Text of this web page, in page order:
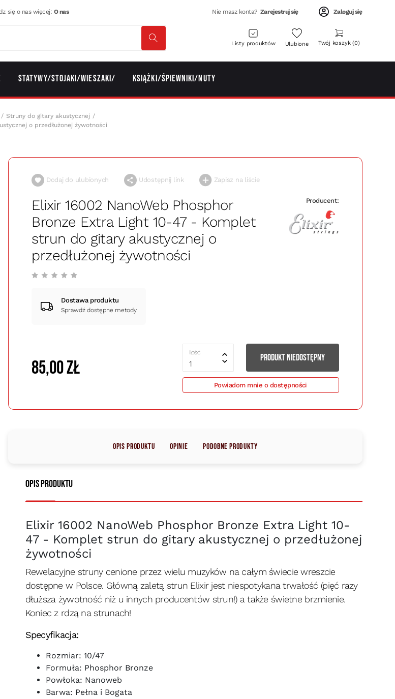
się o nas więcej: O nas Nie masz konta? Zarejestruj się Zaloguj się
Listy produktów Ulubione Twój koszyk 0
Statywy/Stojaki/Wieszaki/ Książki/Śpiewniki/Nuty
Struny do gitary akustycznej
o przedłużonej żywotności
Dodaj do ulubionych Udostępnij link Zapisz na liście
Elixir 16002 NanoWeb Phosphor
Bronze Extra Light 10-47 - Komplet
strun do gitary akustycznej o
przedłużonej żywotności
Dostawa produktu
Sprawdź dostępne metody
Producent:
85,00 zł
Ilość
1
PRODUKT NIEDOSTĘPNY
Powiadom mnie o dostępności
Opis produktu Opinie Podobne produkty
Opis produktu
Elixir 16002 NanoWeb Phosphor Bronze Extra Light 10-
47 - Komplet strun do gitary akustycznej o przedłużonej
żywotności
Rewelacyjne struny cenione przez wielu muzyków na całym świecie wreszcie
dostępne w Polsce. Główną zaletą strun Elixir jest niespotykana trwałość (pięć razy
dłuższa żywotność niż u innych producentów strun!) a także świetne brzmienie.
Koniec z rdzą na strunach!
Specyfikacja:
Rozmiar: 10/47
Formuła: Phosphor Bronze
Powłoka: Nanoweb
Barwa: Pełna i Bogata